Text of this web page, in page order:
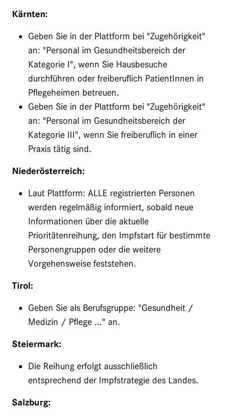
Kärnten:
Geben Sie in der Plattform bei "Zugehörigkeit"
an: "Personal im Gesundheitsbereich der
Kategorie I", wenn Sie Hausbesuche
durchführen oder freiberuflich PatientInnen in
Pflegeheimen betreuen.
Geben Sie in der Plattform bei "Zugehörigkeit"
an: "Personal im Gesundheitsbereich der
Kategorie III", wenn Sie freiberuflich in einer
Praxis tätig sind.
Niederösterreich:
Laut Plattform: ALLE registrierten Personen
werden regelmäßig informiert, sobald neue
Informationen über die aktuelle
Prioritätenreihung, den Impfstart für bestimmte
Personengruppen oder die weitere
Vorgehensweise feststehen.
Tirol:
Geben Sie als Berufsgruppe: "Gesundheit /
Medizin / Pflege ..." an.
Steiermark:
Die Reihung erfolgt ausschließlich
entsprechend der Impfstrategie des Landes.
Salzburg: